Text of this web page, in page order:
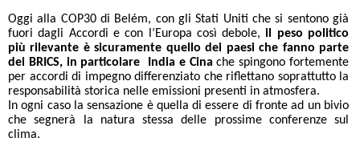
Oggi alla COP30 di Belém, con gli Stati Uniti che si sentono già
fuori dagli Accordi e con l’Europa così debole,il peso politico
più rilevante è sicuramente quello dei paesi che fanno parte
dei BRICS, in particolare India e Cinache spingono fortemente
per accordi di impegno differenziato che riflettano soprattutto la
responsabilità storica nelle emissioni presenti in atmosfera.
In ogni caso la sensazione è quella di essere di fronte ad un bivio
che segnerà la natura stessa delle prossime conferenze sul
clima.